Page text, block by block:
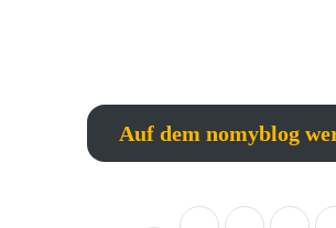
Auf dem nomyblog